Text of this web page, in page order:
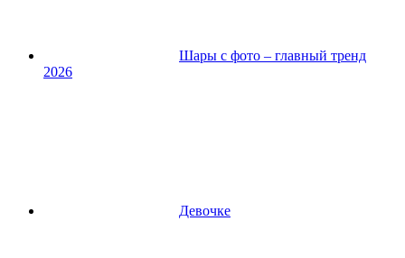
Шары с фото – главный тренд
2026
Девочке